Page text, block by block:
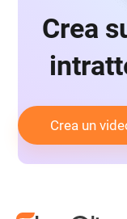
Crea
Crea un